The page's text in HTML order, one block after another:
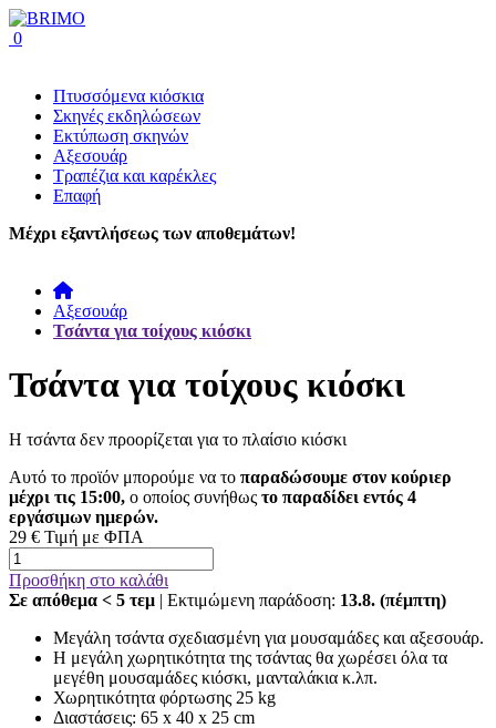
0
Πτυσσόμενα κιόσκια
Σκηνές εκδηλώσεων
Εκτύπωση σκηνών
Αξεσουάρ
Τραπέζια και καρέκλες
Επαφή
Μέχρι εξαντλήσεως των αποθεμάτων!
Αξεσουάρ
Τσάντα για τοίχους κιόσκι
Τσάντα για τοίχους κιόσκι
Η τσάντα δεν προορίζεται για το πλαίσιο κιόσκι
Αυτό το προϊόν μπορούμε να το παραδώσουμε στον κούριερ
μέχρι τις 15:00, ο οποίος συνήθως το παραδίδει εντός 4
εργάσιμων ημερών.
29 € Τιμή με ΦΠΑ
Προσθήκη στο καλάθι
Σε απόθεμα < 5 τεμ | Εκτιμώμενη παράδοση: 13.8. (πέμπτη)
Μεγάλη τσάντα σχεδιασμένη για μουσαμάδες και αξεσουάρ.
Η μεγάλη χωρητικότητα της τσάντας θα χωρέσει όλα τα
μεγέθη μουσαμάδες κιόσκι, μανταλάκια κ.λπ.
Χωρητικότητα φόρτωσης 25 kg
Διαστάσεις: 65 x 40 x 25 cm